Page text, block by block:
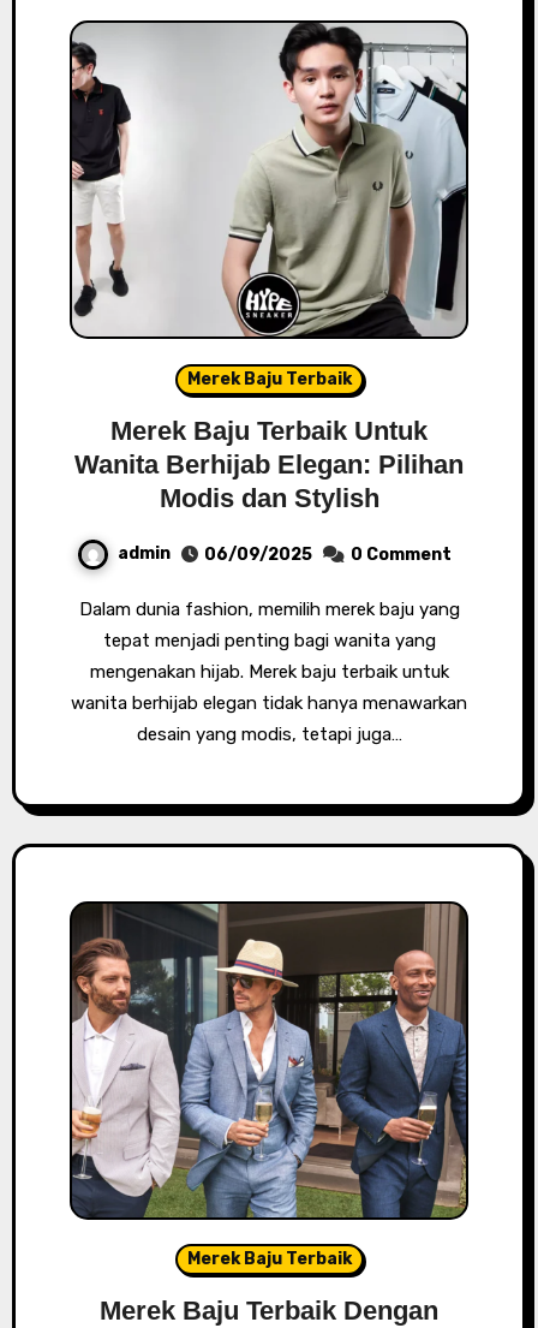
Merek Baju Terbaik
Merek Baju Terbaik Untuk
Wanita Berhijab Elegan: Pilihan
Modis dan Stylish
admin 06/09/2025 0 Comment
Dalam dunia fashion, memilih merek baju yang
tepat menjadi penting bagi wanita yang
mengenakan hijab. Merek baju terbaik untuk
wanita berhijab elegan tidak hanya menawarkan
desain yang modis, tetapi juga…
Merek Baju Terbaik
Merek Baju Terbaik Dengan